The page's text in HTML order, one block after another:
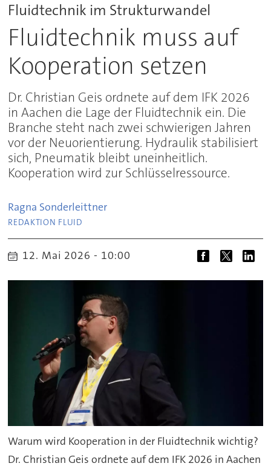
Fluidtechnik im Strukturwandel
Fluidtechnik muss auf
Kooperation setzen
Dr. Christian Geis ordnete auf dem IFK 2026
in Aachen die Lage der Fluidtechnik ein. Die
Branche steht nach zwei schwierigen Jahren
vor der Neuorientierung. Hydraulik stabilisiert
sich, Pneumatik bleibt uneinheitlich.
Kooperation wird zur Schlüsselressource.
Ragna Sonderleittner
REDAKTION FLUID
12. Mai 2026 - 10:00
Warum wird Kooperation in der Fluidtechnik wichtig?
Dr. Christian Geis ordnete auf dem IFK 2026 in Aachen